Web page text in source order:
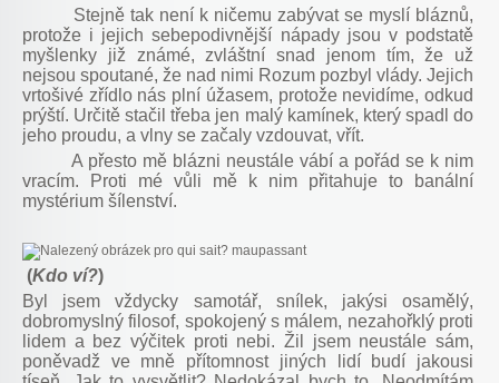
Stejně tak není k ničemu zabývat se myslí bláznů,
protože i jejich sebepodivnější nápady jsou v podstatě
myšlenky již známé, zvláštní snad jenom tím, že už
nejsou spoutané, že nad nimi Rozum pozbyl vlády. Jejich
vrtošivé zřídlo nás plní úžasem, protože nevidíme, odkud
prýští. Určitě stačil třeba jen malý kamínek, který spadl do
jeho proudu, a vlny se začaly vzdouvat, vřít.
A přesto mě blázni neustále vábí a pořád se k nim
vracím. Proti mé vůli mě k nim přitahuje to banální
mystérium šílenství.
(Kdo ví?)
Byl jsem vždycky samotář, snílek, jakýsi osamělý,
dobromyslný filosof, spokojený s málem, nezahořklý proti
lidem a bez výčitek proti nebi. Žil jsem neustále sám,
poněvadž ve mně přítomnost jiných lidí budí jakousi